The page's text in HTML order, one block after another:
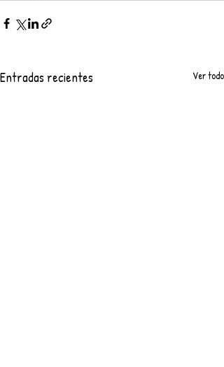
Entradas recientes Ver todo